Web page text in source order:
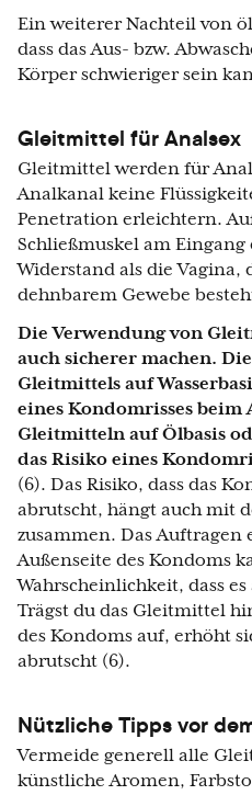
Ein weiterer Nachteil von
dass das Aus- bzw.
Körper schwieriger sein
Gleitmittel für Analsex
Gleitmittel werden für
Analkanal keine
Penetration erleichtern.
Schließmuskel am Eingang
Widerstand als die Vagina,
dehnbarem Gewebe
Die Verwendung von
auch sicherer machen.
Gleitmittels auf
eines Kondomrisses beim
Gleitmitteln auf Ölbasis
das Risiko eines
(6). Das Risiko, dass das
abrutscht, hängt auch mit
zusammen. Das
Außenseite des Kondoms
Wahrscheinlichkeit, dass
Trägst du das Gleitmittel
des Kondoms auf, erhöht
abrutscht (6).
Nützliche Tipps vor
Vermeide generell alle
künstliche Aromen,